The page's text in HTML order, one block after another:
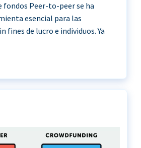
fondos Peer-to-peer se ha
esencial para las
fines de lucro e individuos. Ya